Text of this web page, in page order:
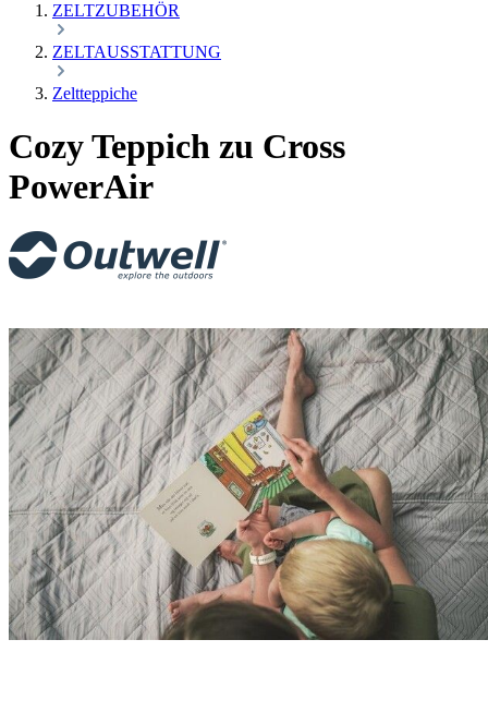
ZELTZUBEHÖR
ZELTAUSSTATTUNG
Zeltteppiche
Cozy Teppich zu Cross
PowerAir